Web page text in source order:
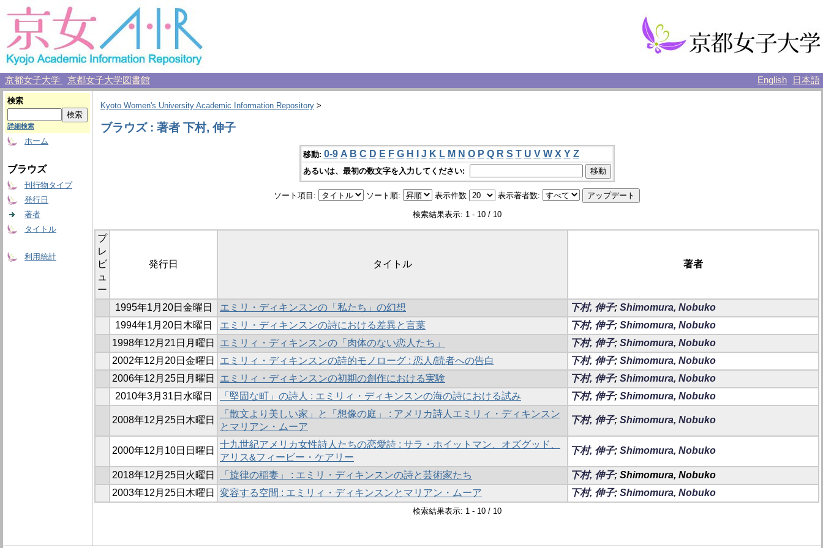
京都女子大学 京都女子大学図書館 English 日本語
検索
詳細検索
ホーム
ブラウズ
刊行物タイプ
発行日
著者
タイトル
利用統計
Kyoto Women's University Academic Information Repository >
ブラウズ : 著者 下村, 伸子
移動: 0-9 A B C D E F G H J K L M N O P Q R S T U V W X Y Z
あるいは、最初の数文字を入力してください:
ソート項目: ソート順: 表示件数 表示著者数:
検索結果表示: 1 - 10 / 10
プ
レ
ビ
ュ
ー
発行日 タイトル 著者
1995年1月20日金曜日 エミリ・ディキンスンの「私たち」の幻想 下村, 伸子; Shimomura, Nobuko
1994年1月20日木曜日
エミリ・ディキンスンの詩における差異と言葉 下村, 伸子; Shimomura, Nobuko
1998年12月21日月曜日
エミリィ・ディキンスンの「肉体のない恋人たち」 下村, 伸子; Shimomura, Nobuko
2002年12月20日金曜日
エミリィ・ディキンスンの詩的モノローグ : 恋人/読者への告白 下村, 伸子; Shimomura, Nobuko
2006年12月25日月曜日
エミリィ・ディキンスンの初期の創作における実験 下村, 伸子; Shimomura, Nobuko
2010年3月31日水曜日
「堅固な町」の詩人 : エミリィ・ディキンスンの海の詩における試み 下村, 伸子; Shimomura, Nobuko
2008年12月25日木曜日
「散文より美しい家」と「想像の庭」 : アメリカ詩人エミリィ・ディキンスン
とマリアン・ムーア
下村, 伸子; Shimomura, Nobuko
2000年12月10日日曜日
十九世紀アメリカ女性詩人たちの恋愛詩 : サラ・ホイットマン、オズグッド、
アリス&フィービー・ケアリー
下村, 伸子; Shimomura, Nobuko
2018年12月25日火曜日 「旋律の稲妻」 : エミリ・ディキンスンの詩と芸術家たち 下村, 伸子; Shimomura, Nobuko
2003年12月25日木曜日
変容する空間 : エミリィ・ディキンスンとマリアン・ムーア 下村, 伸子; Shimomura, Nobuko
検索結果表示: 1 - 10 / 10